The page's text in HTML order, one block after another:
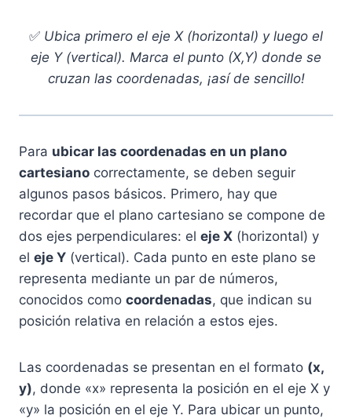
✅ Ubica primero el eje X (horizontal) y luego el
eje Y (vertical). Marca el punto (X,Y) donde se
cruzan las coordenadas, ¡así de sencillo!
Para ubicar las coordenadas en un plano
cartesiano correctamente, se deben seguir
algunos pasos básicos. Primero, hay que
recordar que el plano cartesiano se compone de
dos ejes perpendiculares: el eje X (horizontal) y
el eje Y (vertical). Cada punto en este plano se
representa mediante un par de números,
conocidos como coordenadas, que indican su
posición relativa en relación a estos ejes.
Las coordenadas se presentan en el formato (x,
y), donde «x» representa la posición en el eje X y
«y» la posición en el eje Y. Para ubicar un punto,